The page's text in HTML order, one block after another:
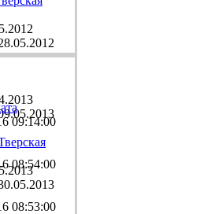
09:14:00
08:54:00
08:53:00